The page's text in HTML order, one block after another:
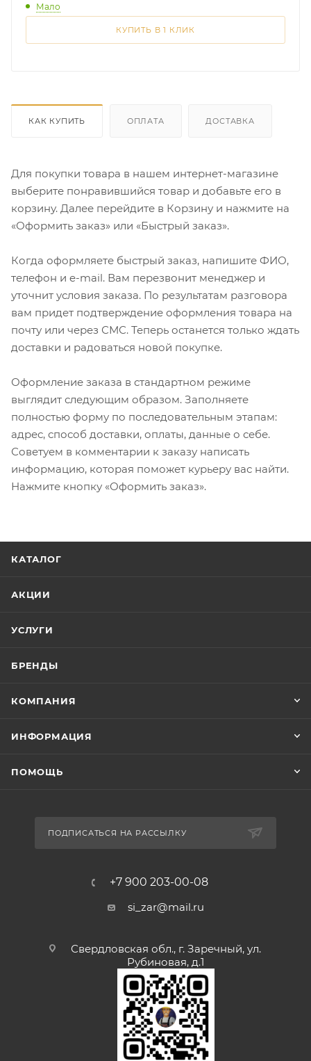
Мало
КУПИТЬ В 1 КЛИК
КАК КУПИТЬ ОПЛАТА ДОСТАВКА
Для покупки товара в нашем интернет-магазине
выберите понравившийся товар и добавьте его в
корзину. Далее перейдите в Корзину и нажмите на
«Оформить заказ» или «Быстрый заказ».
Когда оформляете быстрый заказ, напишите ФИО,
телефон и e-mail. Вам перезвонит менеджер и
уточнит условия заказа. По результатам разговора
вам придет подтверждение оформления товара на
почту или через СМС. Теперь останется только ждать
доставки и радоваться новой покупке.
Оформление заказа в стандартном режиме
выглядит следующим образом. Заполняете
полностью форму по последовательным этапам:
адрес, способ доставки, оплаты, данные о себе.
Советуем в комментарии к заказу написать
информацию, которая поможет курьеру вас найти.
Нажмите кнопку «Оформить заказ».
КАТАЛОГ
АКЦИИ
УСЛУГИ
БРЕНДЫ
КОМПАНИЯ
ИНФОРМАЦИЯ
ПОМОЩЬ
ПОДПИСАТЬСЯ НА РАССЫЛКУ
+7 900 203-00-08
si_zar@mail.ru
Свердловская обл., г. Заречный, ул.
Рубиновая, д.1